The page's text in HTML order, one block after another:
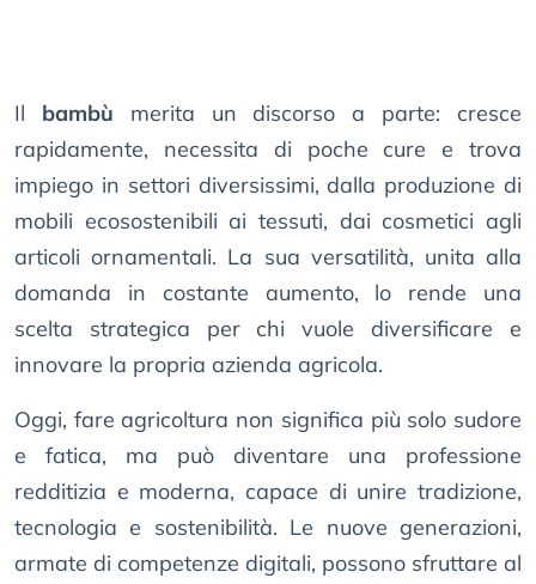
Il bambù merita un discorso a parte: cresce
rapidamente, necessita di poche cure e trova
impiego in settori diversissimi, dalla produzione di
mobili ecosostenibili ai tessuti, dai cosmetici agli
articoli ornamentali. La sua versatilità, unita alla
domanda in costante aumento, lo rende una
scelta strategica per chi vuole diversificare e
innovare la propria azienda agricola.
Oggi, fare agricoltura non significa più solo sudore
e fatica, ma può diventare una professione
redditizia e moderna, capace di unire tradizione,
tecnologia e sostenibilità. Le nuove generazioni,
armate di competenze digitali, possono sfruttare al